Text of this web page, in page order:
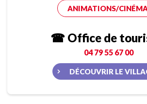
ANIMATIONS/
☎ Office de
04 79 55 67 00
DÉCOUVRIR LE